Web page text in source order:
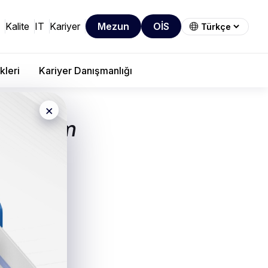
Kalite IT Kariyer Mezun OİS
Kariyer Danışmanlığı
×